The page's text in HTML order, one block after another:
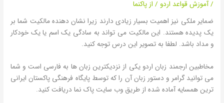
/آموزش قواعد اردو / از پاکنما
ضمایر ملکی نیز اهمیت بسیار زیادی دارند زیرا نشان دهنده مالکیت شما بر
یک پدیده هستند. این مالکیت می تواند به سادگی یک اسم یا یک خودکار
و مداد باشد. لطفا به تصویر این درس توجه کنید.
مخاطبین ارجمند زبان اردو یکی از نزدیکترین زبان ها به فارسی است و شما
می توانید گرامر و دستور زبان آن را که توسط پایگاه فرهنگی پاکستان ایرانی
ترین همسایه آماده شده از طریق وب سایت پاک نما دریافت کنید.